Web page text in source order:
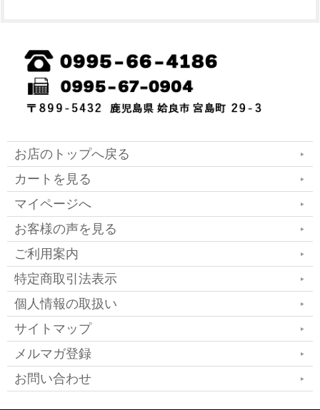
お店のトップへ戻る
カートを見る
マイページへ
お客様の声を見る
ご利用案内
特定商取引法表示
個人情報の取扱い
サイトマップ
メルマガ登録
お問い合わせ